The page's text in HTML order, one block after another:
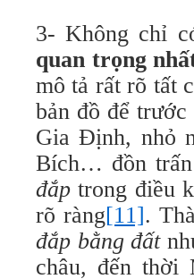
3- Không chỉ
quan trọng
mô tả rất rõ tất
bản đồ để
Gia Định, nhỏ
đắp trong điều
rõ ràng[11].
đắp bằng đất